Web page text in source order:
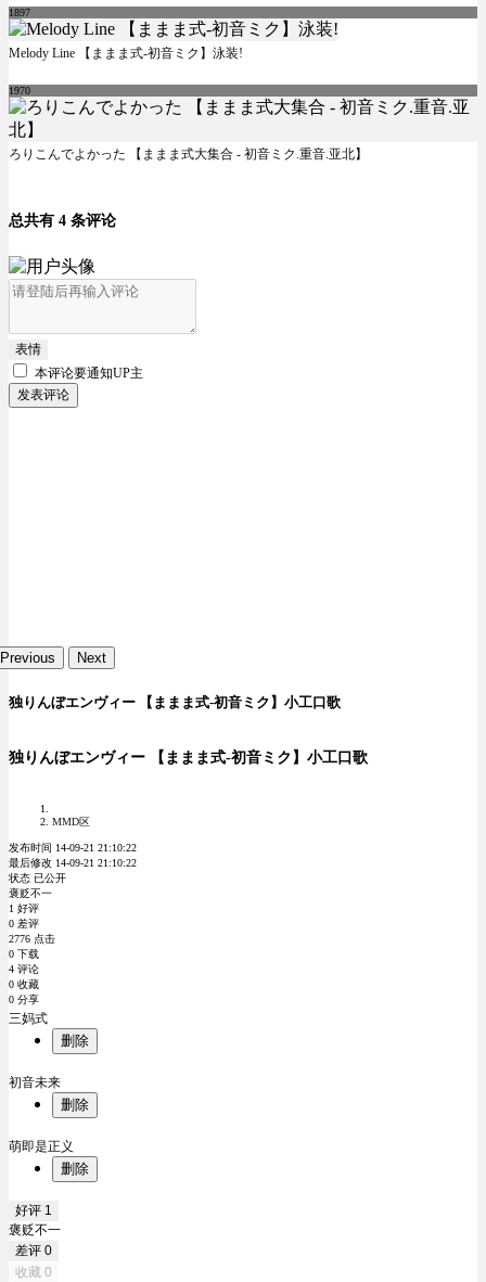
1897
Melody Line 【ままま式-初音ミク】泳装!
1970
ろりこんでよかった 【ままま式大集合 - 初音ミク.重音.亚北】
总共有 4 条评论
表情
本评论要通知UP主
发表评论
Previous Next
独りんぼエンヴィー 【ままま式-初音ミク】小工口歌
独りんぼエンヴィー 【ままま式-初音ミク】小工口歌
MMD区
发布时间 14-09-21 21:10:22
最后修改 14-09-21 21:10:22
状态 已公开
褒贬不一
1 好评
0 差评
2776 点击
0 下载
4 评论
0 收藏
0 分享
三妈式
删除
初音未来
删除
萌即是正义
删除
好评 1
褒贬不一
差评 0
收藏 0